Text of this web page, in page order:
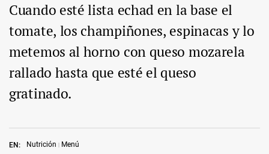
EN: Nutrición Menú
Cuando esté lista echad en la base el
tomate, los champiñones, espinacas y lo
metemos al horno con queso mozarela
rallado hasta que esté el queso
gratinado.